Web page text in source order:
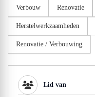
Verbouw Renovatie
Herstelwerkzaamheden
Renovatie / Verbouwing
Lid van